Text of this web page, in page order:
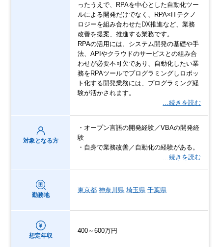
ったうえで、RPAを中心とした自動化ツー
ルによる開発だけでなく、RPA×ITテクノ
ロジーを組み合わせたDX推進など、業務
改善を提案、推進する業務です。
RPAの活用には、システム開発の基礎や手
法、APIやクラウドのサービスとの組み合
わせが必要不可欠であり、自動化したい業
務をRPAツールでプログラミングしロボッ
ト化する開発業務には、プログラミング経
験が活かされます。
…続きを読む
対象となる方
・オープン言語の開発経験／VBAの開発経
験
・自身で業務改善／自動化の経験がある。
…続きを読む
勤務地
東京都 神奈川県 埼玉県 千葉県
想定年収
400～600万円